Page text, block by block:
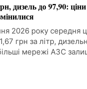
дизель до 97,90:
2026 року середня
грн за літр,
мережі АЗС